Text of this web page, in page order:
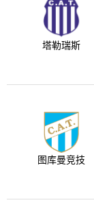
塔勒瑞斯
图库曼竞技